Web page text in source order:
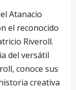
Atanacio
el reconocido
Riveroll.
del versátil
conoce sus
creativa